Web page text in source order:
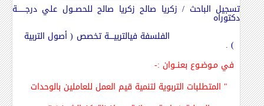
تسجيل الباحث / زكريا صالح زكريا صالح للحصــول علي درجـــــــة
دكتوراه
الفلسفة فيالتربيــــة تخصص ( أصول التربية
) .
في مـوضـوع بعنــوان :-
" المتطلبات التربوية لتنمية قيم العمل للعاملين بالوحدات